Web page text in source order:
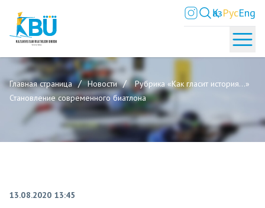
ҚазРусEng
Главная страница Новости
Рубрика «Как гласит история...»
Становление современного биатлона
13.08.2020 13:45